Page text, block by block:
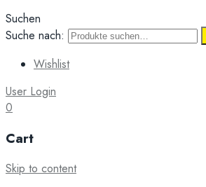
Suchen
Suche nach:
Wishlist
User Login
0
Cart
Skip to content